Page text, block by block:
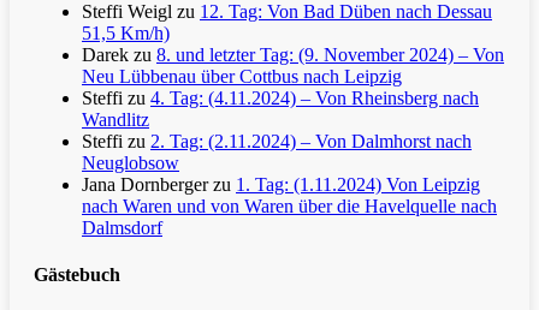
Steffi Weigl zu 12. Tag: Von Bad Düben nach Dessau
51,5 Km/h)
Darek zu 8. und letzter Tag: (9. November 2024) – Von
Neu Lübbenau über Cottbus nach Leipzig
Steffi zu 4. Tag: (4.11.2024) – Von Rheinsberg nach
Wandlitz
Steffi zu 2. Tag: (2.11.2024) – Von Dalmhorst nach
Neuglobsow
Jana Dornbergerzu 1. Tag: (1.11.2024) Von Leipzig
nach Waren und von Waren über die Havelquelle nach
Dalmsdorf
Gästebuch